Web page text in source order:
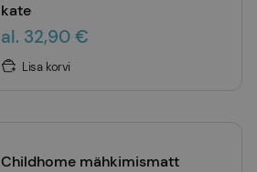
kate
al. 32,90 €
Lisa korvi
Childhome mähkimismatt